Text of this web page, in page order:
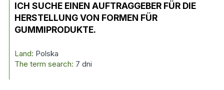
ICH SUCHE EINEN AUFTRAGGEBER FÜR DIE
HERSTELLUNG VON FORMEN FÜR
GUMMIPRODUKTE.
Land: Polska
The term search: 7 dni